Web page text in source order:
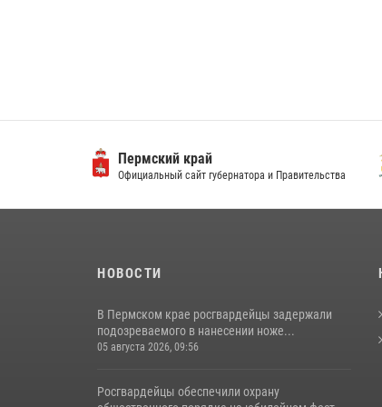
Пермский край
Официальный сайт губернатора и Правительства
НОВОСТИ
В Пермском крае росгвардейцы задержали
подозреваемого в нанесении ноже...
05 августа 2026, 09:56
Росгвардейцы обеспечили охрану